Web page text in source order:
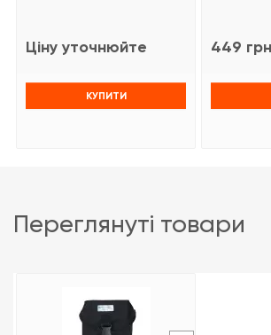
Ціну уточнюйте
КУПИТИ
449
переглянуті товари